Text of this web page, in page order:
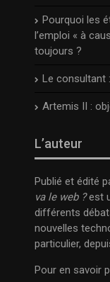
Pourquoi les
l’emploi « à
toujours ?
Le consultant
Artemis II :
L’auteur
Publié et édité
va le web ?est
différents
nouvelles
particulier,
Pour en savoir